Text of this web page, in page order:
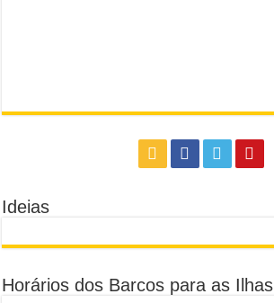
Ideias
Horários dos Barcos para as Ilhas